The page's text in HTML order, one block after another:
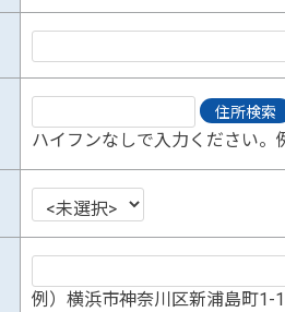
ハイフンなしで入力ください。
例）横浜市神奈川区新浦島町1-